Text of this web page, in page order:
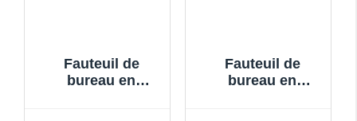
Fauteuil de
bureau en
Fauteuil de
bureau en